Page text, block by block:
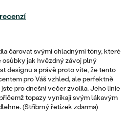
SETY
čarovat svými chladnými tóny, které
jak hvězdný závoj plný
designu a právě proto víte, že tento
pro Váš vzhled, ale perfektně
pro dnešní večer zvolila. Jeho linie
topazy vynikají svým lákavým
(Stříbrný řetízek zdarma)